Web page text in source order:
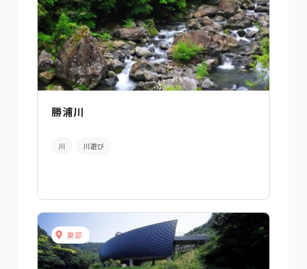
勝浦川
川 川遊び
東部